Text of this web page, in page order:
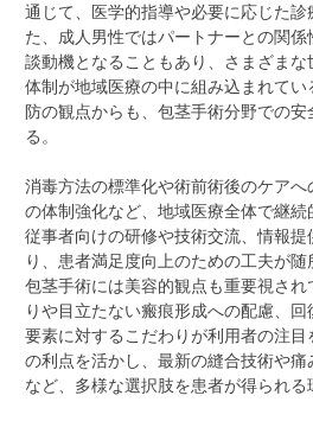
通じて、医学的指導や必要に応じた診
た、成人男性ではパートナーとの関
談動機となることもあり、さまざま
体制が地域医療の中に組み込まれて
防の観点からも、包茎手術分野での
る。
消毒方法の標準化や術前術後のケア
の体制強化など、地域医療全体で継
従事者向けの研修や技術交流、情報
り、患者満足度向上のための工夫が随
包茎手術には美容的観点も重要視さ
りや目立たない瘢痕形成への配慮、
要素に対するこだわりが利用者の注
の利点を活かし、最新の縫合技術や
など、多様な選択肢を患者が得られる